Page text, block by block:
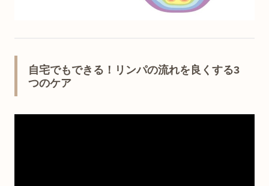
自宅でもできる！リンパの流れを良くする3
つのケア